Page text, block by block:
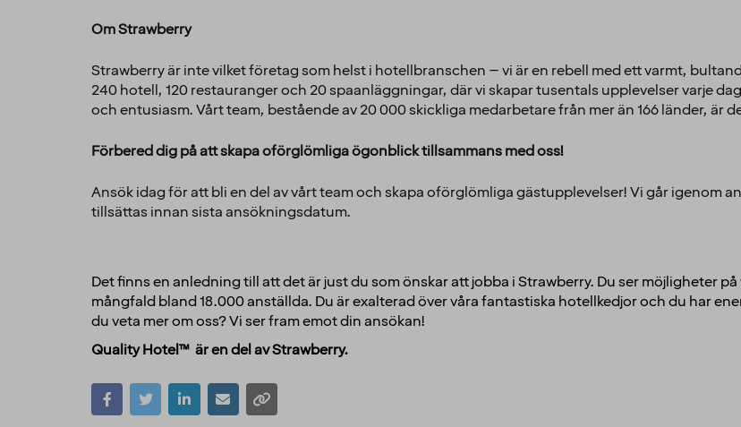
Om Strawberry
Strawberry är inte vilket företag som helst i hotellbranschen – vi är en rebell med ett varmt,
240 hotell, 120 restauranger och 20 spaanläggningar, där vi skapar tusentals upplevelser varje
och entusiasm. Vårt team, bestående av 20 000 skickliga medarbetare från mer än 166 länder, är
Förbered dig på att skapa oförglömliga ögonblick tillsammans med oss!
Ansök idag för att bli en del av vårt team och skapa oförglömliga gästupplevelser! Vi går igenom
tillsättas innan sista ansökningsdatum.
Det finns en anledning till att det är just du som önskar att jobba i Strawberry. Du ser möjligheter
mångfald bland 18.000 anställda. Du är exalterad över våra fantastiska hotellkedjor och du har
du veta mer om oss? Vi ser fram emot din ansökan!
Quality Hotel™ är en del av Strawberry.